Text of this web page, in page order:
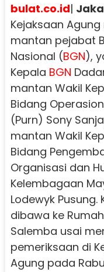
bulat.co.id|
Kejaksaan
mantan pejabat
Nasional (BGN),
Kepala BGN
mantan Wakil
Bidang
(Purn) Sony
mantan Wakil
Bidang
Organisasi dan
Kelembagaan
Lodewyk Pusung.
dibawa ke
Salemba usai
pemeriksaan di
Agung pada